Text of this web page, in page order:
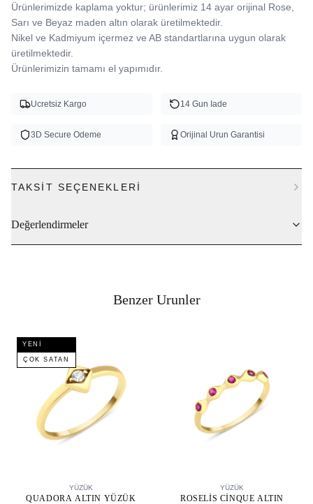
Ürünlerimizde kaplama yoktur; ürünlerimiz 14 ayar orijinal Rose,
Sarı ve Beyaz maden altın olarak üretilmektedir.
Nikel ve Kadmiyum içermez ve AB standartlarına uygun olarak
üretilmektedir.
Ürünlerimizin tamamı el yapımıdır.
Ucretsiz Kargo 14 Gun Iade
3D Secure Odeme Orijinal Urun Garantisi
TAKSIT SEÇENEKLERI
Değerlendirmeler
Benzer Urunler
YENI
ÇOK SATAN
YÜZÜK
QUADORA ALTIN YÜZÜK
YÜZÜK
ROSELIS CINQUE ALTIN